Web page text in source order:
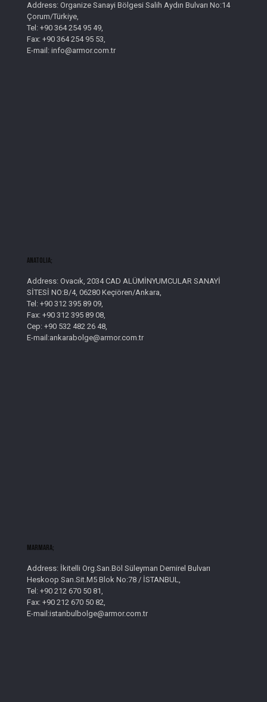
Address: Organize Sanayi Bölgesi Salih Aydın Bulvarı No:14
Çorum/Türkiye,
Tel: +90 364 254 95 49,
Fax: +90 364 254 95 53,
E-mail: info@armor.com.tr
AnatolIa;
Address: Ovacık, 2034 CAD ALÜMİNYUMCULAR SANAYİ
SİTESİ NO:B/4, 06280 Keçiören/Ankara,
Tel: +90 312 395 89 09,
Fax: +90 312 395 89 08,
Cep: +90 532 482 26 48,
E-mail:ankarabolge@armor.com.tr
Marmara;
Address: İkitelli Org.San.Böl Süleyman Demirel Bulvarı
Heskoop San.Sit.M5 Blok No:78 / İSTANBUL,
Tel: +90 212 670 50 81,
Fax: +90 212 670 50 82,
E-mail:istanbulbolge@armor.com.tr